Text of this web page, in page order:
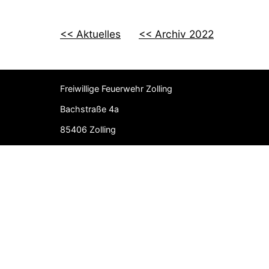
<< Aktuelles << Archiv 2022
Freiwillige Feuerwehr Zolling
Bachstraße 4a
85406 Zolling